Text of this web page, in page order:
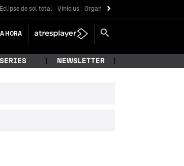
Eclipse de sol total Vinicius Organización criminal
HORA
SERIES NEWSLETTER